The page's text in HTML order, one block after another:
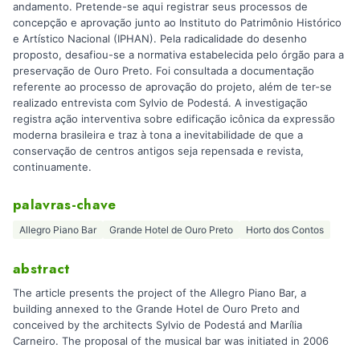
andamento. Pretende-se aqui registrar seus processos de
concepção e aprovação junto ao Instituto do Patrimônio Histórico
e Artístico Nacional (IPHAN). Pela radicalidade do desenho
proposto, desafiou-se a normativa estabelecida pelo órgão para a
preservação de Ouro Preto. Foi consultada a documentação
referente ao processo de aprovação do projeto, além de ter-se
realizado entrevista com Sylvio de Podestá. A investigação
registra ação interventiva sobre edificação icônica da expressão
moderna brasileira e traz à tona a inevitabilidade de que a
conservação de centros antigos seja repensada e revista,
continuamente.
palavras-chave
Allegro Piano Bar Grande Hotel de Ouro Preto Horto dos Contos
abstract
The article presents the project of the Allegro Piano Bar, a
building annexed to the Grande Hotel de Ouro Preto and
conceived by the architects Sylvio de Podestá and Marília
Carneiro. The proposal of the musical bar was initiated in 2006